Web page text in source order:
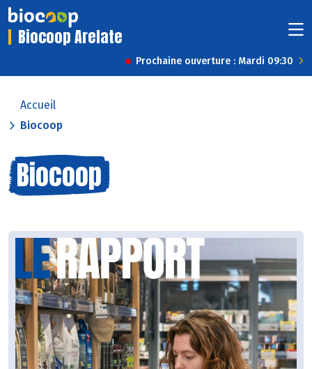
Biocoop Arelate
Prochaine ouverture : Mardi 09:30
Accueil
Biocoop
Biocoop